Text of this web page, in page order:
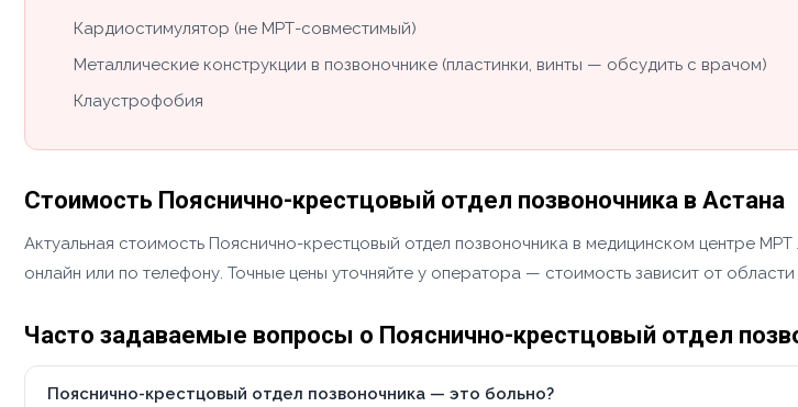
Кардиостимулятор (не МРТ-совместимый)
Металлические конструкции в позвоночнике (пластинки, винты — обсудить с врачом)
Клаустрофобия
Стоимость Пояснично-крестцовый отдел позвоночника в Астана
Актуальная стоимость Пояснично-крестцовый отдел позвоночника в медицинском центре
онлайн или по телефону. Точные цены уточняйте у оператора — стоимость зависит от
Часто задаваемые вопросы о Пояснично-крестцовый отдел
Пояснично-крестцовый отдел позвоночника — это больно?